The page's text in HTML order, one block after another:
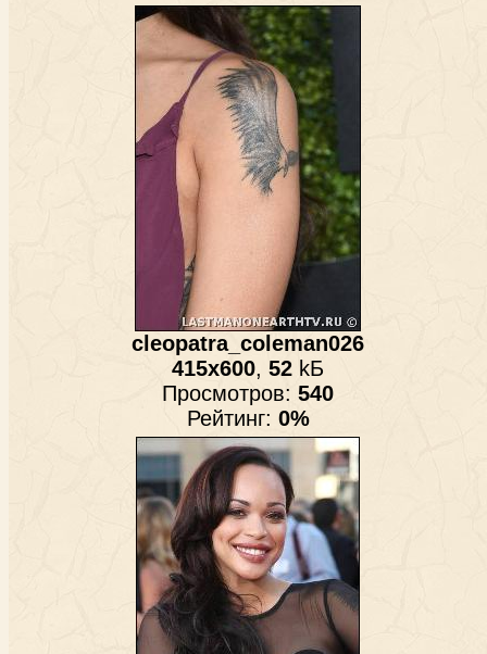
cleopatra_coleman026
415x600, 52 kБ
Просмотров: 540
Рейтинг: 0%